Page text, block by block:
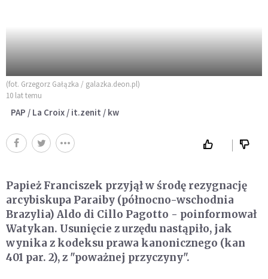
(fot. Grzegorz Gałązka / galazka.deon.pl)
10 lat temu
PAP / La Croix / it.zenit / kw
Papież Franciszek przyjął w środę rezygnację
arcybiskupa Paraiby (północno-wschodnia
Brazylia) Aldo di Cillo Pagotto - poinformował
Watykan. Usunięcie z urzędu nastąpiło, jak
wynika z kodeksu prawa kanonicznego (kan
401 par. 2), z "poważnej przyczyny".